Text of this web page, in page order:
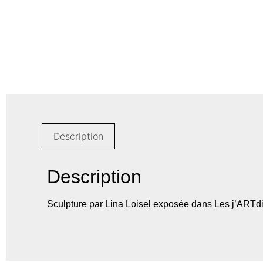
Description
Description
Sculpture par Lina Loisel exposée dans Les